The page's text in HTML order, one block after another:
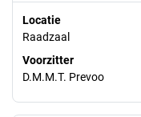
Locatie
Raadzaal
Voorzitter
D.M.M.T. Prevoo